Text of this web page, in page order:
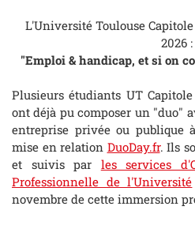
L'Université Toulouse
2026 :
"Emploi & handicap, et si on
Plusieurs étudiants UT
ont déjà pu composer un "duo"
entreprise privée ou publique
mise en relation DuoDay.fr. Ils
et suivis par les services
Professionnelle de l'Université
novembre de cette immersion